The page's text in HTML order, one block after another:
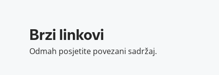
Brzi linkovi
Odmah posjetite povezani sadržaj.